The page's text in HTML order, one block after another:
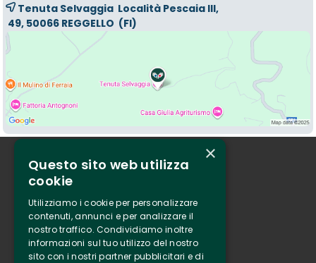
Tenuta Selvaggia Località Pescaia III,
49, 50066 REGGELLO (FI)
Who we are
Tenuta Selvaggia
Contacts
Online ticketing
×
Questo sito web utilizza
cookie
Utilizziamo i cookie per personalizzare
contenuti, annunci e per analizzare il
nostro traffico. Condividiamo inoltre
informazioni sul tuo utilizzo del nostro
sito con i nostri partner pubblicitari e di